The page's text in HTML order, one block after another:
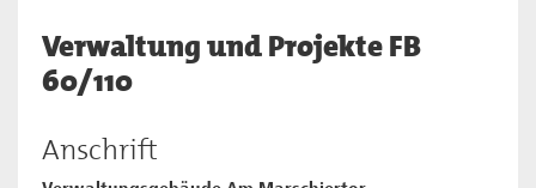
Verwaltung und Projekte FB
60/110
Anschrift